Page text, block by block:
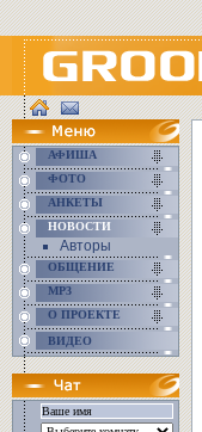
АФИША
ФОТО
АНКЕТЫ
НОВОСТИ
Авторы
ОБЩЕНИЕ
MP3
О ПРОЕКТЕ
ВИДЕО